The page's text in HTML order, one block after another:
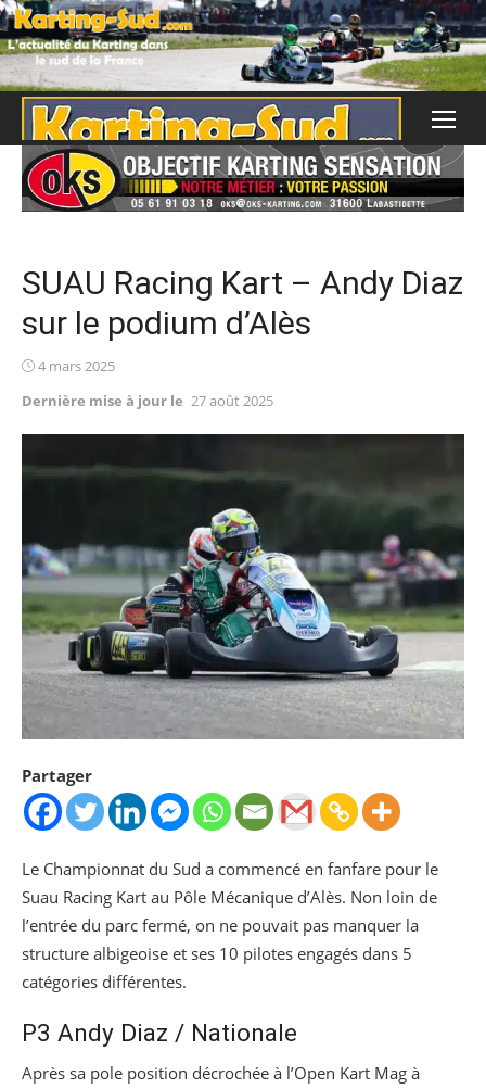
Skip
to
content
SUAU Racing Kart – Andy Diaz
sur le podium d’Alès
Posted
4 mars 2025
Dernière mise à jour le 27 août 2025
Partager
Le Championnat du Sud a commencé en fanfare pour le
Suau Racing Kart au Pôle Mécanique d’Alès. Non loin de
l’entrée du parc fermé, on ne pouvait pas manquer la
structure albigeoise et ses 10 pilotes engagés dans 5
catégories différentes.
P3 Andy Diaz / Nationale
Après sa pole position décrochée à l’Open Kart Mag à